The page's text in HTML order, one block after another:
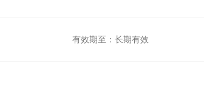
有效期至：长期有效